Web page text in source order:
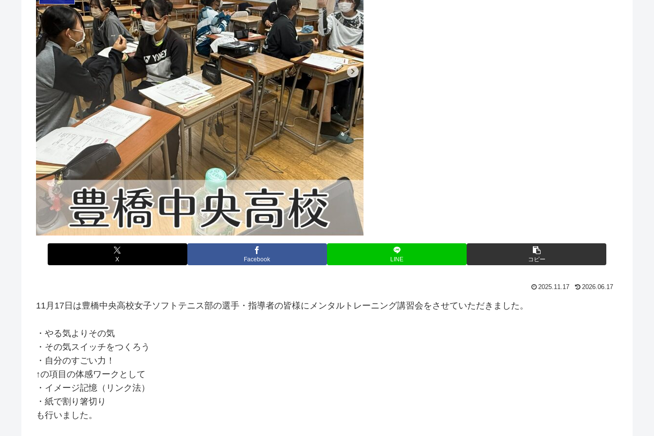
X Facebook LINE コピー
2025.11.17 2026.06.17
11月17日は豊橋中央高校女子ソフトテニス部の選手・指導者の皆様にメンタルトレーニング講習会をさせていただきました。
・やる気よりその気
・その気スイッチをつくろう
・自分のすごい力！
↑の項目の体感ワークとして
・イメージ記憶（リンク法）
・紙で割り箸切り
も行いました。